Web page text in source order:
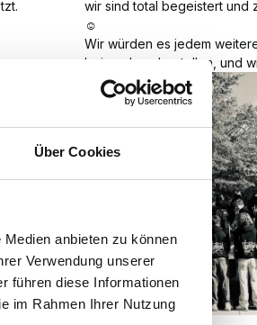
Über Cookies
anbieten zu können
Verwendung unserer
führen diese Informationen
im Rahmen Ihrer Nutzung
wir sind total begeistert und
☺️
Wir würden es jedem
bei euch zu bestellen, und
es auch sofort nochmal tun!
Vielen Dank für alles 😊